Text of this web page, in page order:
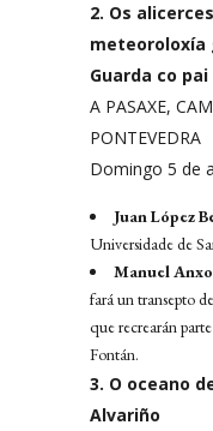
2. Os
meteoroloxía
Guarda co
A PASAXE,
PONTEVEDRA
Domingo 5 de
Juan López
Universidade de
Manuel
fará un transepto
que recrearán
Fontán.
3. O oceano
Alvariño